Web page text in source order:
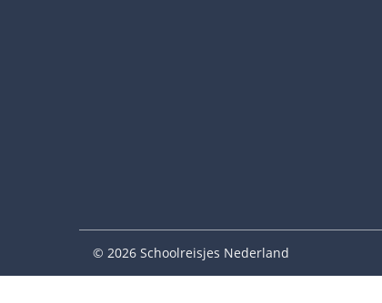
© 2026 Schoolreisjes Nederland